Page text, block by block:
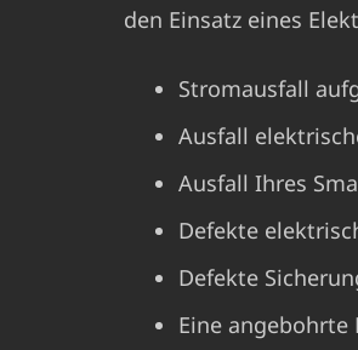
den Einsatz eines
Stromausfall
Ausfall
Ausfall Ihres
Defekte
Defekte
Eine angebohrte